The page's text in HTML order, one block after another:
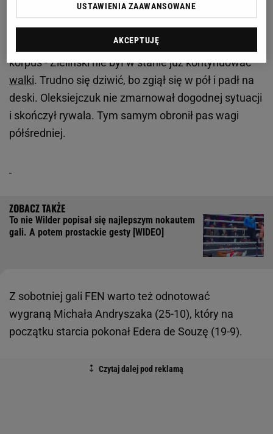
Na początku świetnie kontrował rywala, a potem
zaczął szukać kopnięć. Po jednym z nich - tym na
korpus - Zieliński nie był w stanie już kontynuować
walki. Trudno się dziwić, bo zgiął się w pół i padł na
deski. Oleksiejczuk nie zmarnował dogodnej sytuacji
i skończył rywala. Tym samym obronił pas wagi
półśredniej.
To nie Wilder popisał się najlepszym nokautem
gali. A potem prostackie gesty [WIDEO]
Z sobotniej gali FEN warto też odnotować
wygraną Michała Andryszaka (25-10), który na
początku starcia pokonał Edera de Souzę (19-9).
USTAWIENIA ZAAWANSOWANE
AKCEPTUJĘ